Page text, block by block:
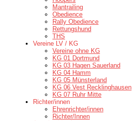
Mantrailing
Obedience
Rally Obedience
Rettungshund
THS
Vereine LV / KG
Vereine ohne KG
KG 01 Dortmund
KG 03 Hagen Sauerland
KG 04 Hamm
KG 05 Münsterland
KG 06 Vest Recklinghausen
KG 07 Ruhr Mitte
Richter/innen
Ehrenrichter/innen
Richter/Innen